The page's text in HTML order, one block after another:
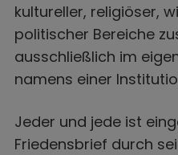
kultureller, religiöser,
politischer Bereiche
ausschließlich im
namens einer
Jeder und jede ist
Friedensbrief durch